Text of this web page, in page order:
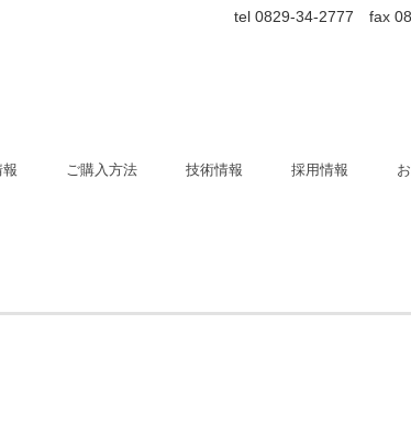
tel 0829-34-2777 fax
ご購入方法 技術情報 採用情報